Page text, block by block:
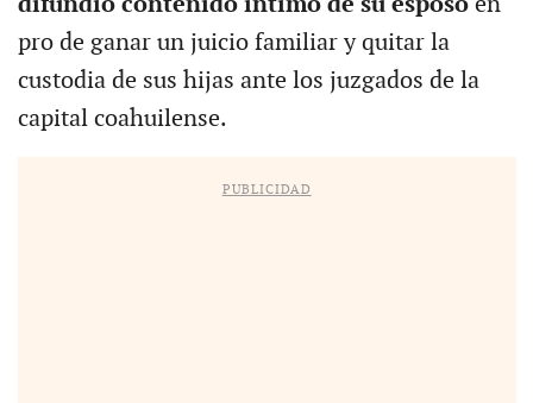
pro de ganar un juicio familiar y quitar la
custodia de sus hijas ante los juzgados de la
capital coahuilense.
PUBLICIDAD